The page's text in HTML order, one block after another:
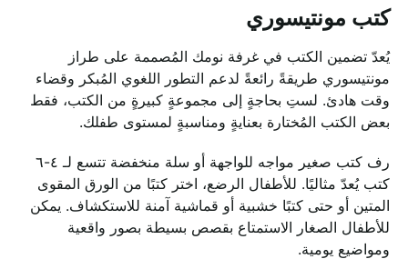
كتب مونتيسوري
يُعدّ تضمين الكتب في غرفة نومك المُصممة على طراز
مونتيسوري طريقةً رائعةً لدعم التطور اللغوي المُبكر وقضاء
وقت هادئ. لستِ بحاجةٍ إلى مجموعةٍ كبيرةٍ من الكتب، فقط
بعض الكتب المُختارة بعنايةٍ ومناسبةٍ لمستوى طفلك.
رف كتب صغير مواجه للواجهة أو سلة منخفضة تتسع لـ ٤-٦
كتب يُعدّ مثاليًا. للأطفال الرضع، اختر كتبًا من الورق المقوى
المتين أو حتى كتبًا خشبية أو قماشية آمنة للاستكشاف. يمكن
للأطفال الصغار الاستمتاع بقصص بسيطة بصور واقعية
ومواضيع يومية.